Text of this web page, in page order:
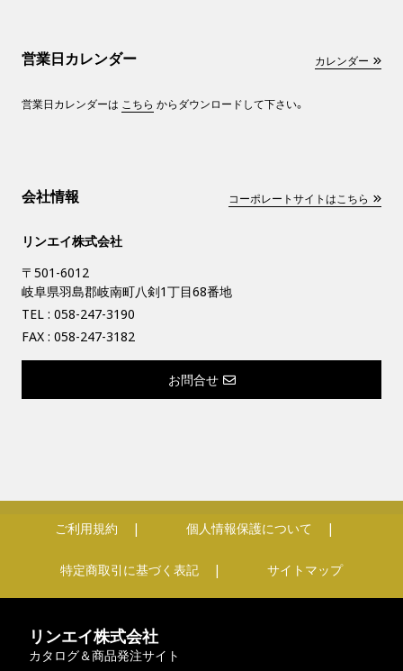
営業日カレンダー カレンダー
営業日カレンダーは こちら からダウンロードして下さい。
会社情報 コーポレートサイトはこちら
リンエイ株式会社
〒501-6012
岐阜県羽島郡岐南町八剣1丁目68番地
TEL : 058-247-3190
FAX : 058-247-3182
お問合せ
ご利用規約 個人情報保護について
特定商取引に基づく表記 サイトマップ
リンエイ株式会社
カタログ＆商品発注サイト